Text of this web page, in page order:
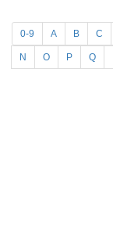
0-9 A B C
N O P Q